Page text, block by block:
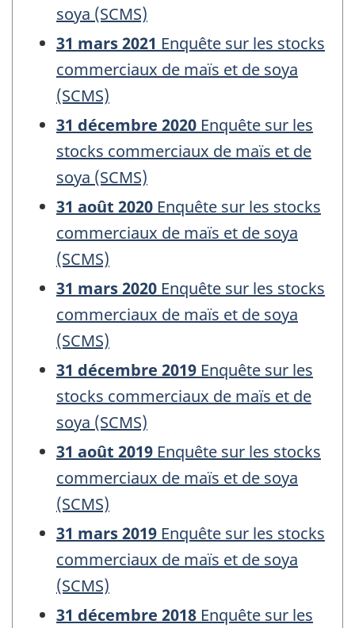
soya (SCMS)
31 mars 2021 Enquête sur les stocks
commerciaux de maïs et de soya
(SCMS)
31 décembre 2020 Enquête sur les
stocks commerciaux de maïs et de
soya (SCMS)
31 août 2020 Enquête sur les stocks
commerciaux de maïs et de soya
(SCMS)
31 mars 2020 Enquête sur les stocks
commerciaux de maïs et de soya
(SCMS)
31 décembre 2019 Enquête sur les
stocks commerciaux de maïs et de
soya (SCMS)
31 août 2019 Enquête sur les stocks
commerciaux de maïs et de soya
(SCMS)
31 mars 2019 Enquête sur les stocks
commerciaux de maïs et de soya
(SCMS)
31 décembre 2018 Enquête sur les